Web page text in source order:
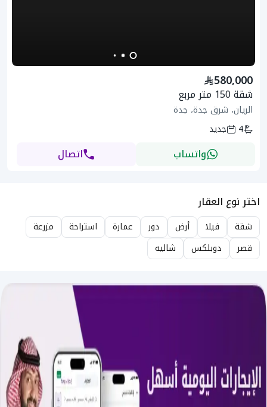
580,000
شقة 150 متر مربع
الريان، شرق جدة، جدة
4
جديد
واتساب اتصال
اختر نوع العقار
شقة فيلا أرض دور عمارة استراحة
مزرعة
قصر
دوبلكس شاليه